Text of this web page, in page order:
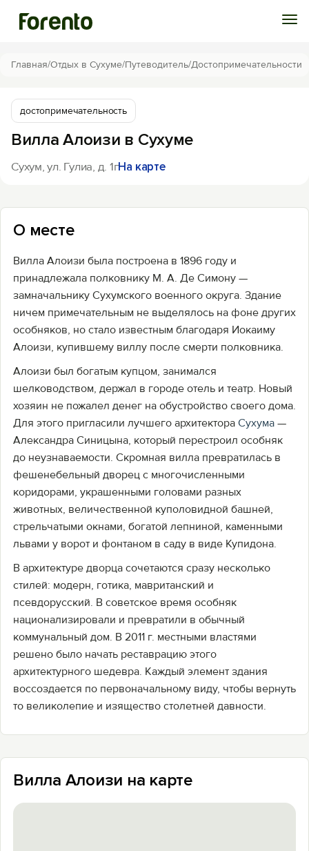
Войти
Избранное
История просмотра
Главная/Отдых в Сухуме/Путеводитель/Достопримечательности
достопримечательность
Вилла Алоизи в Сухуме
Сухум, ул. Гулиа, д. 1гНа карте
О месте
Вилла Алоизи была построена в 1896 году и
принадлежала полковнику М. А. Де Симону —
замначальнику Сухумского военного округа. Здание
ничем примечательным не выделялось на фоне других
особняков, но стало известным благодаря Иокаиму
Алоизи, купившему виллу после смерти полковника.
Алоизи был богатым купцом, занимался
шелководством, держал в городе отель и театр. Новый
хозяин не пожалел денег на обустройство своего дома.
Для этого пригласили лучшего архитектора Сухума —
Александра Синицына, который перестроил особняк
до неузнаваемости. Скромная вилла превратилась в
фешенебельный дворец с многочисленными
коридорами, украшенными головами разных
животных, величественной куполовидной башней,
стрельчатыми окнами, богатой лепниной, каменными
львами у ворот и фонтаном в саду в виде Купидона.
В архитектуре дворца сочетаются сразу несколько
стилей: модерн, готика, мавританский и
псевдорусский. В советское время особняк
национализировали и превратили в обычный
коммунальный дом. В 2011 г. местными властями
решено было начать реставрацию этого
архитектурного шедевра. Каждый элемент здания
воссоздается по первоначальному виду, чтобы вернуть
то великолепие и изящество столетней давности.
Вилла Алоизи на карте